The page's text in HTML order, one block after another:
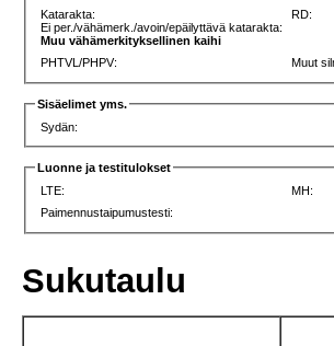
Katarakta:
Ei per./vähämerk./avoin/epäilyttävä katarakta:
Muu vähämerkityksellinen kaihi
RD:
PHTVL/PHPV: Muut
Sisäelimet yms.
Sydän:
Luonne ja testitulokset
LTE:
MH:
Paimennustaipumustesti:
Sukutaulu